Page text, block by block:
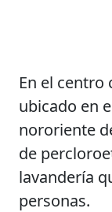
En el centro
ubicado en
nororiente
de
lavandería
personas.